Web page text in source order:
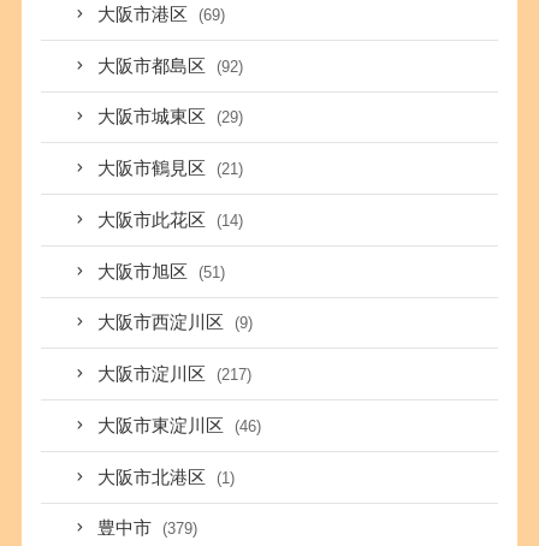
大阪市港区 (69)
大阪市都島区 (92)
大阪市城東区 (29)
大阪市鶴見区 (21)
大阪市此花区 (14)
大阪市旭区 (51)
大阪市西淀川区 (9)
大阪市淀川区 (217)
大阪市東淀川区 (46)
大阪市北港区 (1)
豊中市 (379)